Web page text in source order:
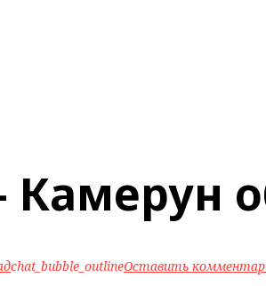
chat_bubble_outlineОставить